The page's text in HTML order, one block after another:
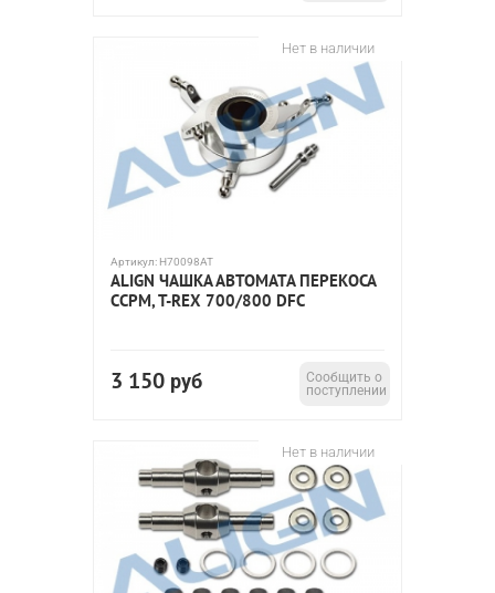
Нет в наличии
Артикул: H70098AT
ALIGN ЧАШКА АВТОМАТА ПЕРЕКОСА
CCPM, T-REX 700/800 DFC
3 150 руб
Сообщить о
поступлении
Нет в наличии